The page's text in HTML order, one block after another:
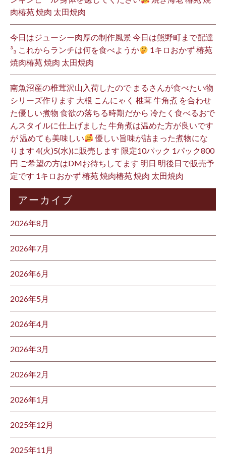
肉椿苑 焼肉 太田焼肉
今日はジューシー肉厚の制作風景 今日は熊野町まで配達
³₃ これからランチは何を食べようか
1キロおかず 椿苑
焼肉椿苑 焼肉 太田焼肉
南魚沼産の椎茸沢山入荷したので まるさんが食べたい物
シリーズ作ります 大根 こんにゃく 椎茸 牛角煮 を合わせ
た優しい煮物 食欲の落ちる時期だから 冷たく食べるおで
んスタイルに仕上げました 牛角煮は温めた方が良いです
が 温めても美味しい
優しい旨味が詰まった煮物にな
ります 4(火)5(水)に販売します 限定10パック 1パック800
円 ご希望の方はDMお待ちしてます 明日 明後日で販売予
定です 1キロおかず 椿苑 焼肉椿苑 焼肉 太田焼肉
アーカイブ
2026年8月
2026年7月
2026年6月
2026年5月
2026年4月
2026年3月
2026年2月
2026年1月
2025年12月
2025年11月